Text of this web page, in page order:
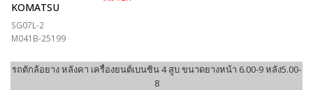
KOMATSU
SG07L-2
M041B-25199
รถตักล้อยาง หลังคา เครื่องยนต์เบนซิน 4 สูบ ขนาดยางหน้า 6.00-9 หลัง5.00-
8